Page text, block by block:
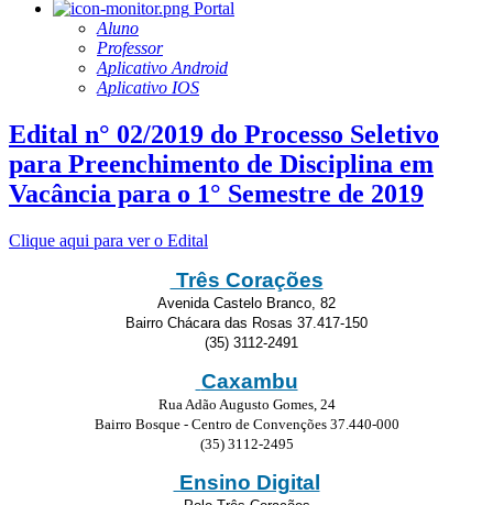
Portal
Aluno
Professor
Aplicativo Android
Aplicativo IOS
Edital n° 02/2019 do Processo Seletivo
para Preenchimento de Disciplina em
Vacância para o 1° Semestre de 2019
Clique aqui para ver o Edital
Três Corações
Avenida Castelo Branco, 82
Bairro Chácara das Rosas 37.417-150
(35) 3112-2491
Caxambu
Rua Adão Augusto Gomes, 24
Bairro Bosque - Centro de Convenções 37.440-000
(35) 3112-2495
Ensino Digital